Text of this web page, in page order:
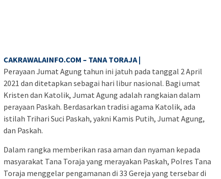
CAKRAWALAINFO.COM – TANA TORAJA |
Perayaan Jumat Agung tahun ini jatuh pada tanggal 2 April
2021 dan ditetapkan sebagai hari libur nasional. Bagi umat
Kristen dan Katolik, Jumat Agung adalah rangkaian dalam
perayaan Paskah. Berdasarkan tradisi agama Katolik, ada
istilah Trihari Suci Paskah, yakni Kamis Putih, Jumat Agung,
dan Paskah.
Dalam rangka memberikan rasa aman dan nyaman kepada
masyarakat Tana Toraja yang merayakan Paskah, Polres Tana
Toraja menggelar pengamanan di 33 Gereja yang tersebar di